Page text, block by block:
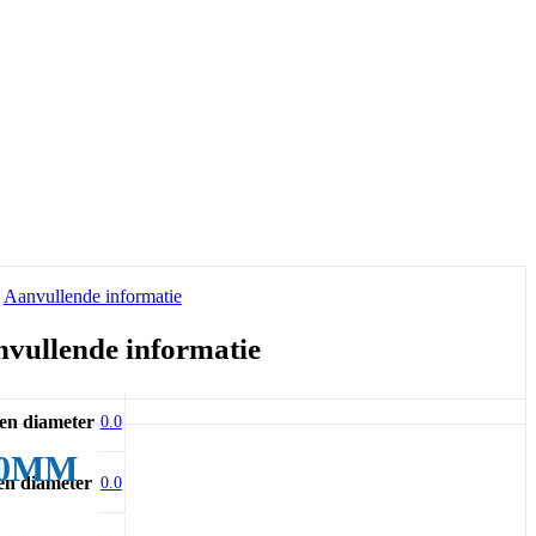
Aanvullende informatie
informatie
diameter 0.0
diameter 0.0